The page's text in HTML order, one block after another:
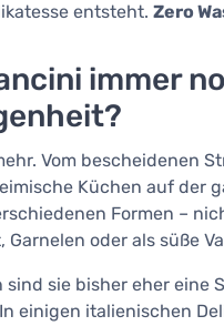
entsteht. Zero
immer
Vom bescheidenen
Küchen auf der
Formen –
Garnelen oder als süße
sind sie bisher eher eine
einigen italienischen